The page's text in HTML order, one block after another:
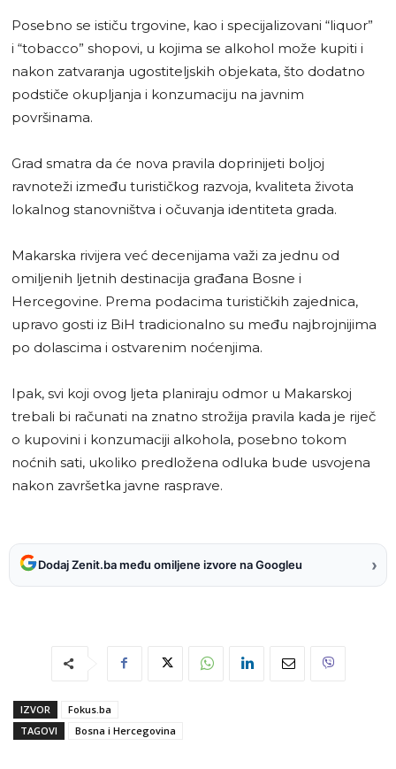
Posebno se ističu trgovine, kao i specijalizovani “liquor”
i “tobacco” shopovi, u kojima se alkohol može kupiti i
nakon zatvaranja ugostiteljskih objekata, što dodatno
podstiče okupljanja i konzumaciju na javnim
površinama.
Grad smatra da će nova pravila doprinijeti boljoj
ravnoteži između turističkog razvoja, kvaliteta života
lokalnog stanovništva i očuvanja identiteta grada.
Makarska rivijera već decenijama važi za jednu od
omiljenih ljetnih destinacija građana Bosne i
Hercegovine. Prema podacima turističkih zajednica,
upravo gosti iz BiH tradicionalno su među najbrojnijima
po dolascima i ostvarenim noćenjima.
Ipak, svi koji ovog ljeta planiraju odmor u Makarskoj
trebali bi računati na znatno strožija pravila kada je riječ
o kupovini i konzumaciji alkohola, posebno tokom
noćnih sati, ukoliko predložena odluka bude usvojena
nakon završetka javne rasprave.
Dodaj Zenit.ba među omiljene izvore na Googleu ›
IZVOR
Fokus.ba
TAGOVI
Bosna i Hercegovina